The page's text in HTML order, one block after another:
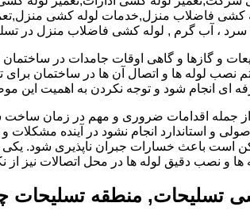
کشی فاضلاب منزل,خدمات لوله کشی
سرد ، آب گرم , لوله کشی فاضلاب منزل در
و گازها و گاهی اوقات جامدات در
لوله ها و اتصال آن ها در ساختمان برای
ای انجام شود و توجه نکردن به اهمیت این
جمله اقدامات ضروری و مهم در زمان
و استاندارد انجام نشود در آینده
است باعث خسارات جبران ناپذیری شود.
و نصب دقیق لوله ها در محل اتصالات نیز
تسلیحات, منطقه تسلیحات